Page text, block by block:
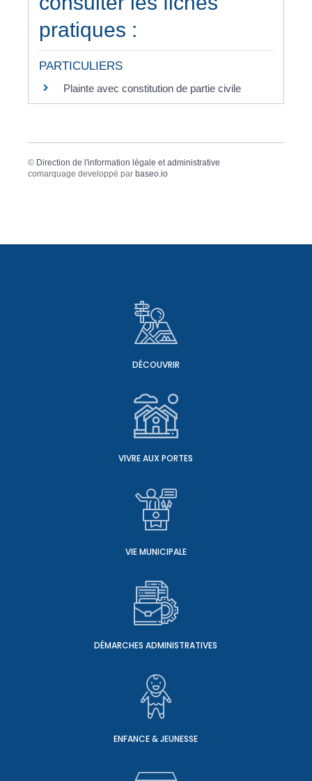
pratiques :
PARTICULIERS
Plainte avec constitution de partie civile
© Direction de l'information légale et administrative
comarquage developpé par baseo.io
DÉCOUVRIR
VIVRE AUX PORTES
VIE MUNICIPALE
DÉMARCHES ADMINISTRATIVES
ENFANCE & JEUNESSE